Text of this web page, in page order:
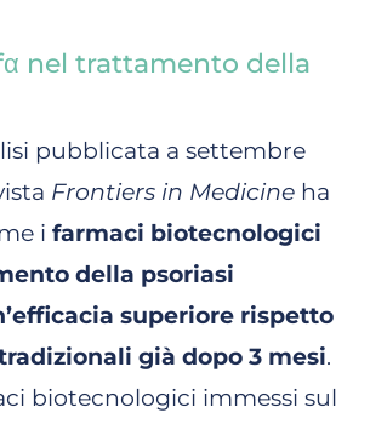
nel trattamento della
pubblicata a settembre
Frontiers in Medicine ha
i farmaci biotecnologici
della psoriasi
superiore rispetto
già dopo 3 mesi.
biotecnologici immessi sul